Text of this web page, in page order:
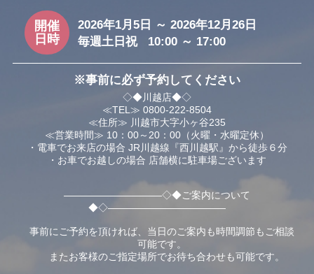
開催
日時
2026年1月5日 ～ 2026年12月26日
毎週土日祝 10:00 ～ 17:00
※事前に必ず予約してください
◇◆川越店◆◇
≪TEL≫ 0800-222-8504
≪住所≫ 川越市大字小ヶ谷235
≪営業時間≫ 10：00～20：00（火曜・水曜定休）
・電車でお来店の場合 JR川越線『西川越駅』から徒歩６分
・お車でお越しの場合 店舗横に駐車場ございます
――――――――――◇◆ご案内について
◆◇――――――――――――
事前にご予約を頂ければ、当日のご案内も時間調節もご相談
可能です。
またお客様のご指定場所でお待ち合わせも可能です。